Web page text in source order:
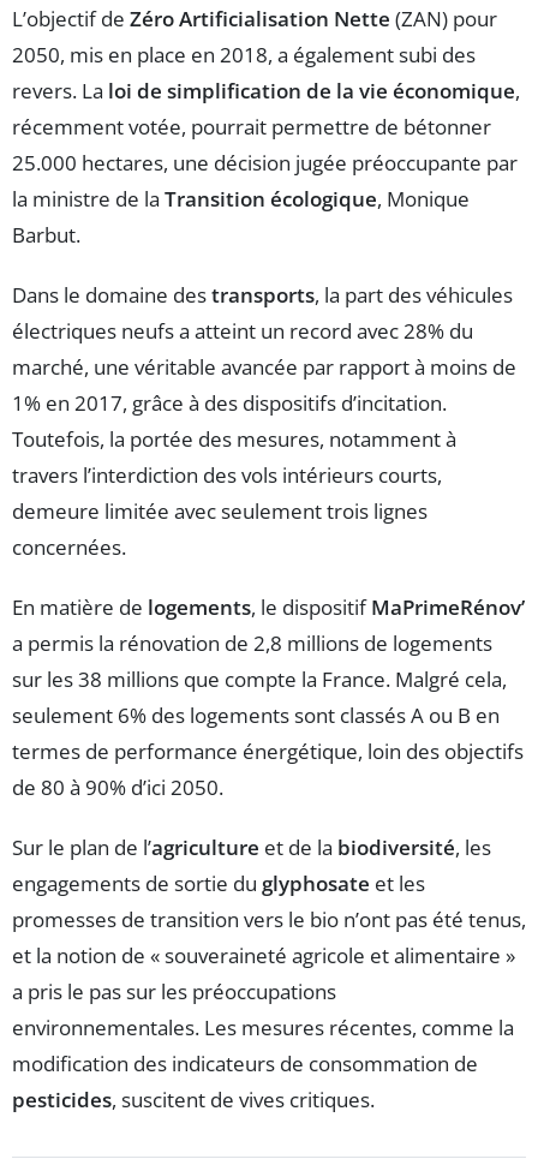
L’objectif de Zéro Artificialisation Nette (ZAN) pour
2050, mis en place en 2018, a également subi des
revers. La loi de simplification de la vie économique,
récemment votée, pourrait permettre de bétonner
25.000 hectares, une décision jugée préoccupante par
la ministre de la Transition écologique, Monique
Barbut.
Dans le domaine destransports, la part des véhicules
électriques neufs a atteint un record avec 28% du
marché, une véritable avancée par rapport à moins de
1% en 2017, grâce à des dispositifs d’incitation.
Toutefois, la portée des mesures, notamment à
travers l’interdiction des vols intérieurs courts,
demeure limitée avec seulement trois lignes
concernées.
En matière de logements, le dispositifMaPrimeRénov’
a permis la rénovation de 2,8 millions de logements
sur les 38 millions que compte la France. Malgré cela,
seulement 6% des logements sont classés A ou B en
termes de performance énergétique, loin des objectifs
de 80 à 90% d’ici 2050.
Sur le plan de l’agriculture et de la biodiversité, les
engagements de sortie du glyphosate et les
promesses de transition vers le bio n’ont pas été tenus,
et la notion de « souveraineté agricole et alimentaire »
a pris le pas sur les préoccupations
environnementales. Les mesures récentes, comme la
modification des indicateurs de consommation de
pesticides, suscitent de vives critiques.